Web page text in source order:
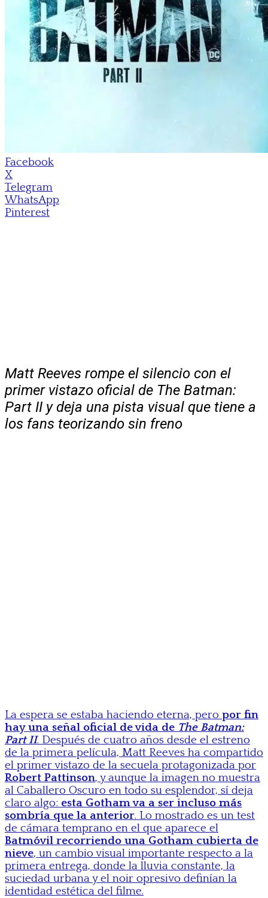
Facebook
X
Telegram
WhatsApp
Pinterest
Matt Reeves rompe el silencio con el
primer vistazo oficial de The Batman:
Part II y deja una pista visual que tiene a
los fans teorizando sin freno
La espera se estaba haciendo eterna, pero por fin
hay una señal oficial de vida de The Batman:
Part II. Después de cuatro años desde el estreno
de la primera película, Matt Reeves ha compartido
el primer vistazo de la secuela protagonizada por
Robert Pattinson, y aunque la imagen no muestra
al Caballero Oscuro en todo su esplendor, sí deja
claro algo: esta Gotham va a ser incluso más
sombría que la anterior. Lo mostrado es un test
de cámara temprano en el que aparece el
Batmóvil recorriendo una Gotham cubierta de
nieve, un cambio visual importante respecto a la
primera entrega, donde la lluvia constante, la
suciedad urbana y el noir opresivo definían la
identidad estética del filme.